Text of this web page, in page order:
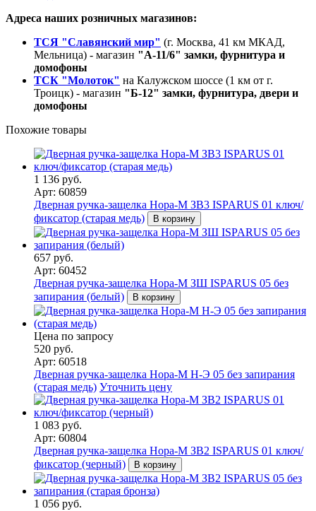
Адреса наших розничных магазинов:
ТСЯ "Славянский мир" (г. Москва, 41 км МКАД,
Мельница) - магазин "А-11/6" замки, фурнитура и
домофоны
ТСК "Молоток" на Калужском шоссе (1 км от г.
Троицк) - магазин "Б-12" замки, фурнитура, двери и
домофоны
Похожие товары
1 136 руб.
Арт: 60859
Дверная ручка-защелка Нора-М ЗВ3 ISPARUS 01 ключ/
фиксатор (старая медь)
В корзину
657 руб.
Арт: 60452
Дверная ручка-защелка Нора-М ЗШ ISPARUS 05 без
запирания (белый)
В корзину
Цена по запросу
520 руб.
Арт: 60518
Дверная ручка-защелка Нора-М Н-Э 05 без запирания
(старая медь) Уточнить цену
1 083 руб.
Арт: 60804
Дверная ручка-защелка Нора-М ЗВ2 ISPARUS 01 ключ/
фиксатор (черный)
В корзину
1 056 руб.